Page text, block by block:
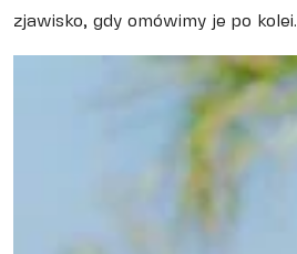
zjawisko, gdy omówimy je po kolei.